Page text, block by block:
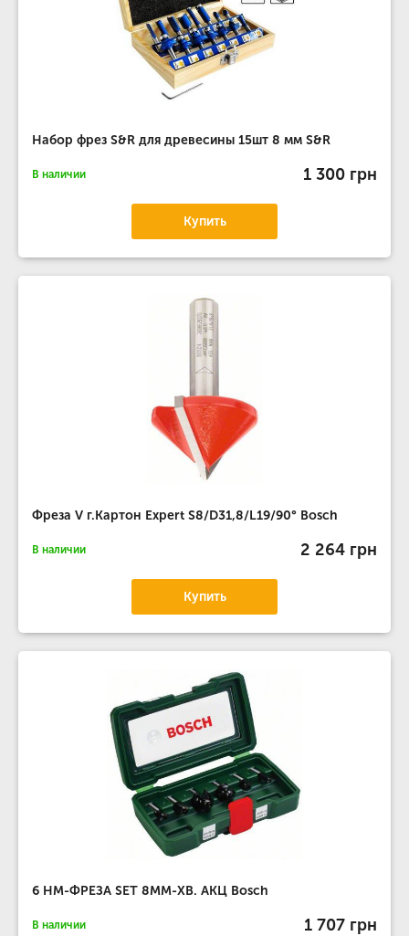
Набор фрез S&R для древесины 15шт 8 мм S&R
В наличии 1 300 грн
Купить
Фреза V г.Картон Expert S8/D31,8/L19/90° Bosch
В наличии 2 264 грн
Купить
6 НМ-ФРЕЗА SET 8MM-ХВ. АКЦ Bosch
В наличии 1 707 грн